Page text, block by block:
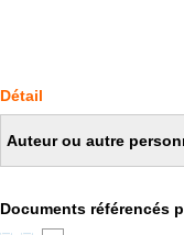
Détail
Auteur ou autre
Documents référencés